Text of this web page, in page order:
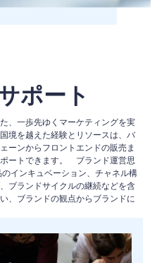
ポート
、一歩先ゆくマーケティングを実
境を越えた経験とリソースは、バ
ーンからフロントエンドの販売ま
ートできます。 ブランド運営思
インキュベーション、チャネル構
ブランドサイクルの継続などを含
、ブランドの観点からブランドに